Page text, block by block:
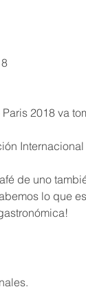
lo que